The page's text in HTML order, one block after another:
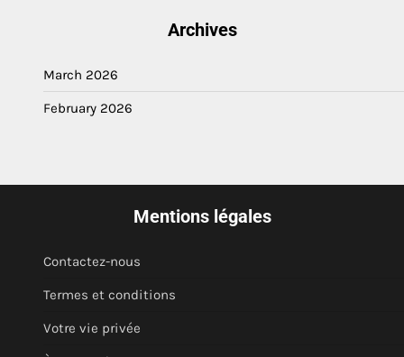
Archives
March 2026
February 2026
Mentions légales
Contactez-nous
Termes et conditions
Votre vie privée